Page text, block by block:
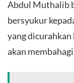
Abdul Muthalib
bersyukur
yang dicurahkan
akan